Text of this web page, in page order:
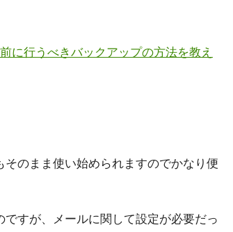
に行うべきバックアップの方法を教え
のまま使い始められますのでかなり便
すが、メールに関して設定が必要だっ